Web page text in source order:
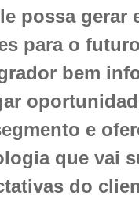
possa gerar
para o
bem
e
que vai
do